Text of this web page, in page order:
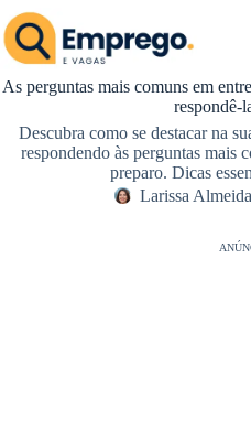
Pular
para
o
conteúdo
As perguntas mais comuns em
respondê-
Descubra como se destacar na
respondendo às perguntas mais
preparo. Dicas
Larissa Almeida